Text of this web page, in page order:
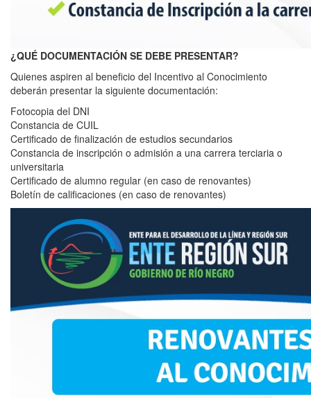
¿QUÉ DOCUMENTACIÓN SE DEBE PRESENTAR?
Quienes aspiren al beneficio del Incentivo al Conocimiento
deberán presentar la siguiente documentación:
Fotocopia del DNI
Constancia de CUIL
Certificado de finalización de estudios secundarios
Constancia de inscripción o admisión a una carrera terciaria o
universitaria
Certificado de alumno regular (en caso de renovantes)
Boletín de calificaciones (en caso de renovantes)